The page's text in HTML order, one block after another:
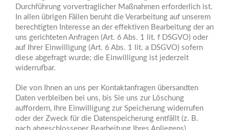
Durchführung vorvertraglicher Maßnahmen erforderlich ist.
In allen übrigen Fällen beruht die Verarbeitung auf unserem
berechtigten Interesse an der effektiven Bearbeitung der an
uns gerichteten Anfragen (Art. 6 Abs. 1 lit. f DSGVO) oder
auf Ihrer Einwilligung (Art. 6 Abs. 1 lit. a DSGVO) sofern
diese abgefragt wurde; die Einwilligung ist jederzeit
widerrufbar.
Die von Ihnen an uns per Kontaktanfragen übersandten
Daten verbleiben bei uns, bis Sie uns zur Löschung
auffordern, Ihre Einwilligung zur Speicherung widerrufen
oder der Zweck für die Datenspeicherung entfällt (z. B.